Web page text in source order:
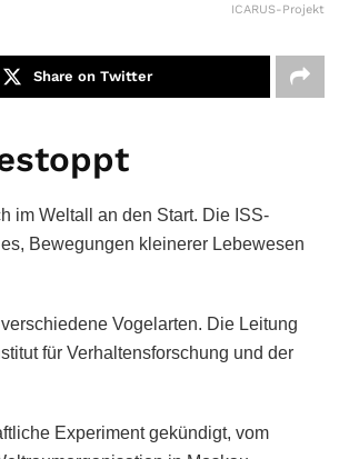
ICARUS-Projekt
Share on Twitter
im Weltall an den Start. Die ISS-
Bewegungen kleinerer Lebewesen
Vogelarten. Die Leitung
für Verhaltensforschung und der
Experiment gekündigt, vom